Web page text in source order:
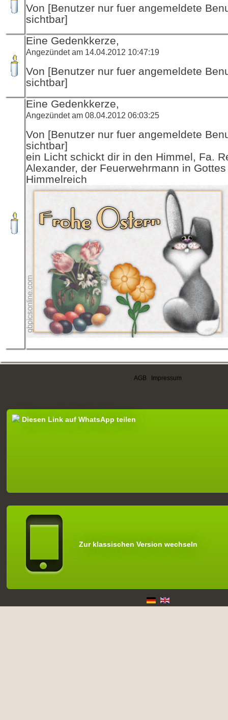
Von [Benutzer nur fuer angemeldete
sichtbar]
Eine Gedenkkerze,
Angezündet am 14.04.2012 10:47:19
Von [Benutzer nur fuer angemeldete
sichtbar]
Eine Gedenkkerze,
Angezündet am 08.04.2012 06:03:25
Von [Benutzer nur fuer angemeldete
sichtbar]
ein Licht schickt dir in den Himmel, Fa.
Alexander, der Feuerwehrmann in Gottes
Himmelreich
AGB Impressum
Diesen Link auf WhatsApp teilen
Zur klassischen Version wechseln